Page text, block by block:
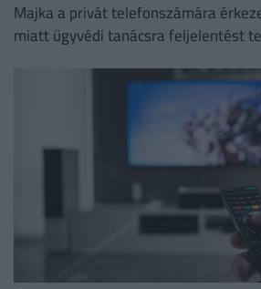
Majka a privát telefonszámára
miatt ügyvédi tanácsra feljelentést